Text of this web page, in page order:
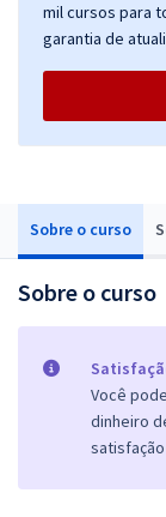
Sobre o curso
Sobre o curso
Você
dinheiro
mil cursos para
garantia de